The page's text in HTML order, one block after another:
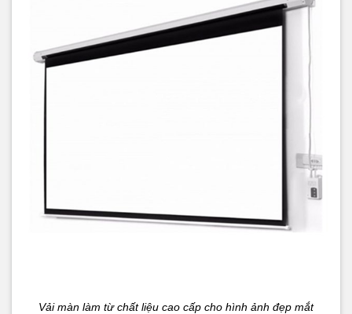
Vải màn làm từ chất liệu cao cấp cho hình ảnh đẹp mắt